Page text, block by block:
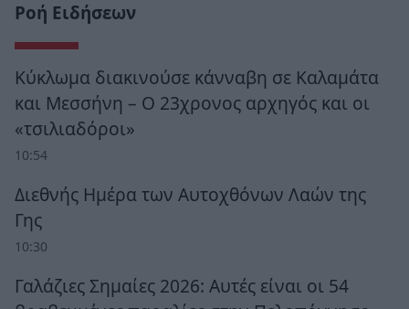
Ροή Ειδήσεων
Κύκλωμα διακινούσε κάνναβη σε Καλαμάτα
και Μεσσήνη – Ο 23χρονος αρχηγός και οι
«τσιλιαδόροι»
10:54
Διεθνής Ημέρα των Αυτοχθόνων Λαών της
Γης
10:30
Γαλάζιες Σημαίες 2026: Αυτές είναι οι 54